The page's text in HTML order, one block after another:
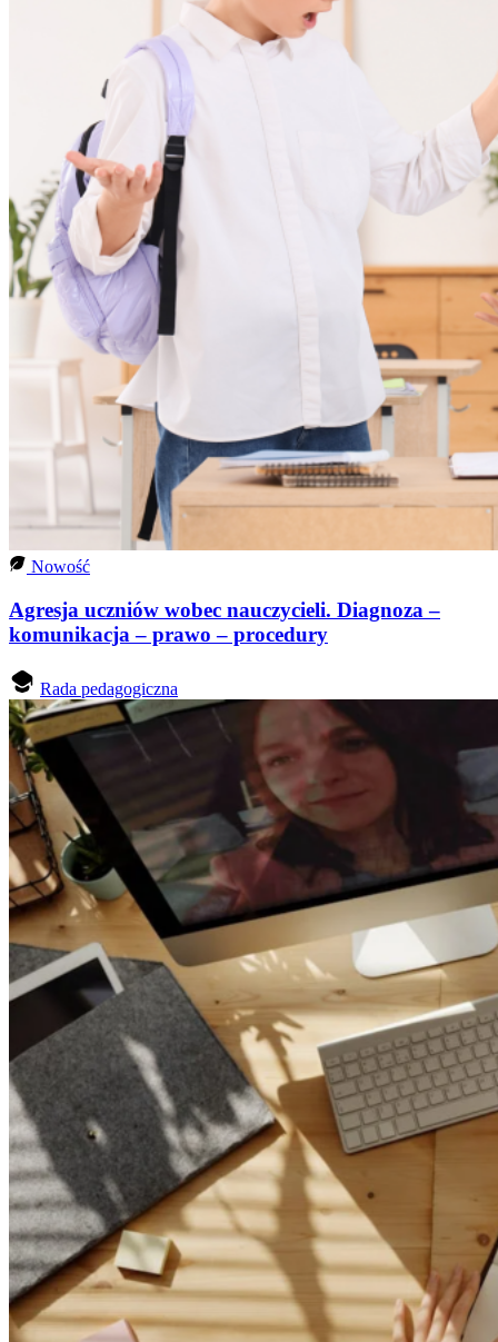
Nowość
Agresja uczniów wobec nauczycieli. Diagnoza –
komunikacja – prawo – procedury
Rada pedagogiczna